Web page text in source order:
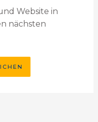
Website in
nächsten